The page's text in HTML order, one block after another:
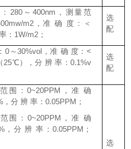
280～400nm，测量范
m2，准 确 度：＜
：1W/m2；
选
配
0～30%vol，准 确 度：<
25℃），分 辨 率：0.1%v
选
配
围：0~20PPM，准 确
，分 辨 率：0.05PPM；
围：0~20PPM，准 确
，分 辨 率：0.05PPM；
选